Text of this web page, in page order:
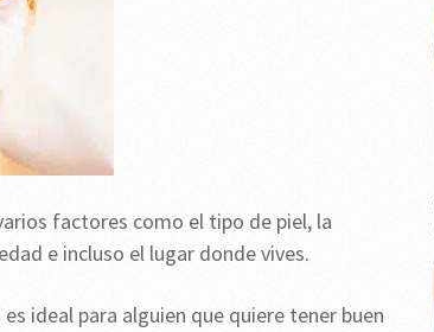
factores como el tipo de piel, la
e incluso el lugar donde vives.
ideal para alguien que quiere tener buen